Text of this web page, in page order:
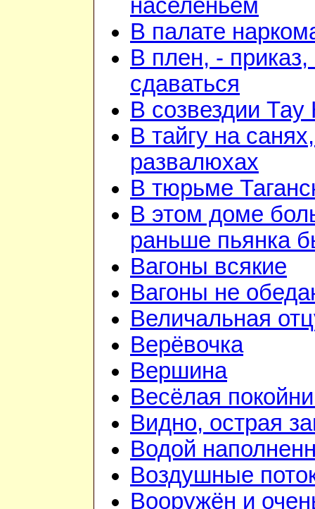
населеньем
В палате
В плен, - приказ,
сдаваться
В созвездии Тау
В тайгу на
развалюхах
В тюрьме
В этом доме
раньше пьянка
Вагоны всякие
Вагоны не
Величальная
Верёвочка
Вершина
Весёлая
Видно, острая
Водой
Воздушные
Вооружён и